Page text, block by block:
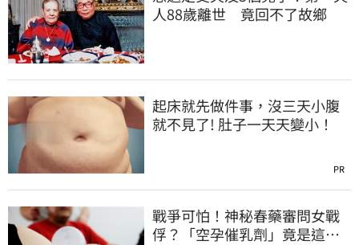
人88歲離世 竟回不了故鄉
起床就先做件事，沒三天小腹
就不見了! 肚子一天天變小！
PR
戰爭可怕！神秘春藥審問女戰
俘？「空孕催乳劑」竟是這作